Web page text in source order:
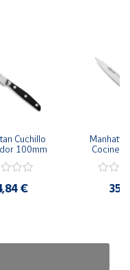
Cuchillo
100mm
€